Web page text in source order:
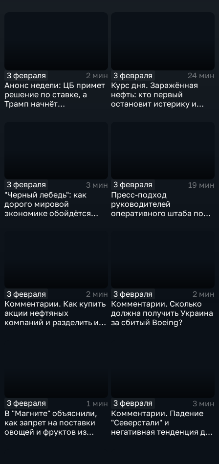
3 февраля
2 мин
Анонс недели: ЦБ примет
решение по ставке, а
Трамп начнёт
3 февраля
24 мин
Курс дня. Заражённая
нефть: кто первый
остановит истерику и
3 февраля
3 мин
"Черный лебедь": как
дорого мировой
экономике обойдётся
3 февраля
19 мин
Пресс-подход
руководителей
оперативного штаба по
3 февраля
2 мин
Комментарии. Как купить
акции нефтяных
компаний и разделить их
3 февраля
2 мин
Комментарии. Сколько
должна получить Украина
за сбитый Boeing?
3 февраля
1 мин
В "Магните" объяснили,
как запрет на поставки
овощей и фруктов из
3 февраля
3 мин
Комментарии. Падение
"Северстали" и
негативная тенденция для